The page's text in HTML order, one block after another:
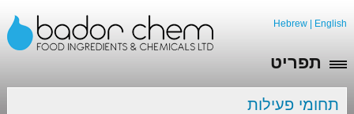
Hebrew English
תפריט
תחומי פעילות